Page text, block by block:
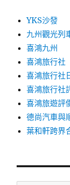
YKS沙發
九州觀光列
喜鴻九州
喜鴻旅行社
喜鴻旅行社
喜鴻旅行社
喜鴻旅遊評
德尚汽車與
葉和軒跨界